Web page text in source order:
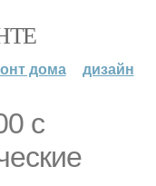
дома дизайн
с